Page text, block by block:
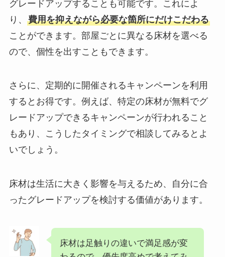
グレードアップすることも可能です。これによ
り、 費用を抑えながら必要な箇所にだけこだわる
ことができます。部屋ごとに異なる床材を選べる
ので、個性を出すこともできます。
さらに、定期的に開催されるキャンペーンを利用
するとお得です。例えば、特定の床材が無料でグ
レードアップできるキャンペーンが行われること
もあり、こうしたタイミングで相談してみるとよ
いでしょう。
床材は生活に大きく影響を与えるため、自分に合
ったグレードアップを検討する価値があります。
床材は足触りの違いで満足感が変